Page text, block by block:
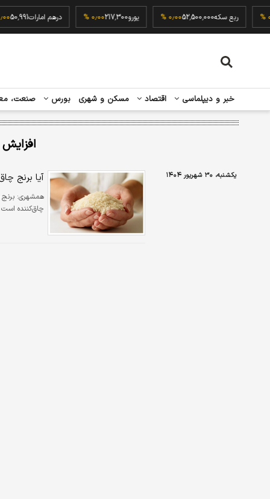
۰٫۰۰ % ربع سکه52,500,000۰٫۰۰ % یورو217,300۰٫۰۰ % درهم امارات
خبر و دیپلماسی اقتصاد مسکن و شهری بورس صنعت،
یکشنبه، ۳۰ شهریور ۱۴۰۴ آیا برنج
همشهری:
چاق‌کننده است